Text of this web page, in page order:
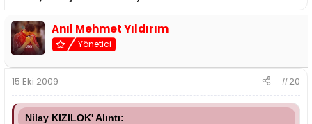
Anıl Mehmet Yıldırım
Yönetici
15 Eki 2009 #20
Nilay KIZILOK' Alıntı: